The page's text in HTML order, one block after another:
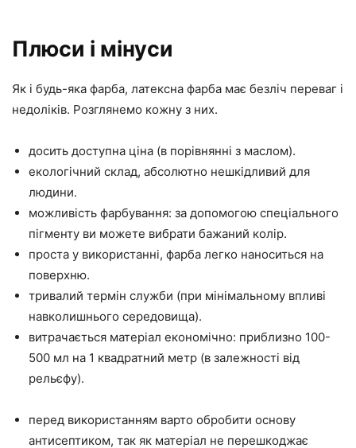
Плюси і мінуси
Як і будь-яка фарба, латексна фарба має безліч переваг і
недоліків. Розглянемо кожну з них.
досить доступна ціна (в порівнянні з маслом).
екологічний склад, абсолютно нешкідливий для
людини.
можливість фарбування: за допомогою спеціального
пігменту ви можете вибрати бажаний колір.
проста у використанні, фарба легко наноситься на
поверхню.
тривалий термін служби (при мінімальному впливі
навколишнього середовища).
витрачається матеріал економічно: приблизно 100-
500 мл на 1 квадратний метр (в залежності від
рельєфу).
перед використанням варто обробити основу
антисептиком, так як матеріал не перешкоджає